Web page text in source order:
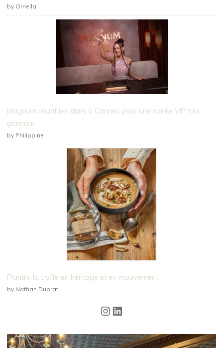
by Ornella
Magnum réunit les stars à Cannes pour une soirée VIP très
glamour
by Philippine
Plantin, la truffe en héritage et en mouvement
by Nathan Duprat
Instagram
LinkedIn